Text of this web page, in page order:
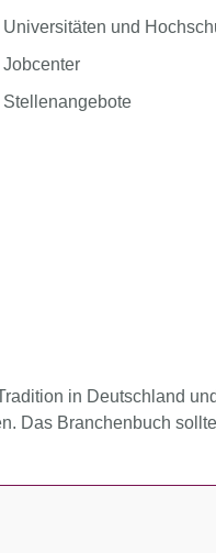
Universitäten und
Jobcenter
Stellenangebote
in Deutschland
Das Branchenbuch